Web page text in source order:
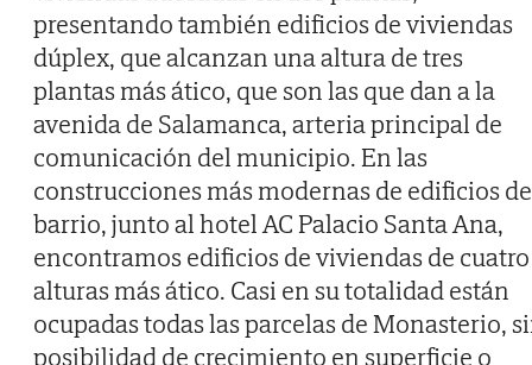
presentando también edificios de viviendas
dúplex, que alcanzan una altura de tres
plantas más ático, que son las que dan a la
avenida de Salamanca, arteria principal de
comunicación del municipio. En las
construcciones más modernas de edificios
barrio, junto al hotel AC Palacio Santa Ana,
encontramos edificios de viviendas de cuatro
alturas más ático. Casi en su totalidad están
ocupadas todas las parcelas de Monasterio,
posibilidad de crecimiento en superficie o